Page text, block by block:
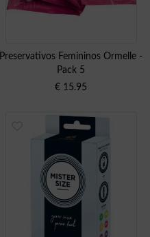
Preservativos Femininos Ormelle -
Pack 5
€ 15.95